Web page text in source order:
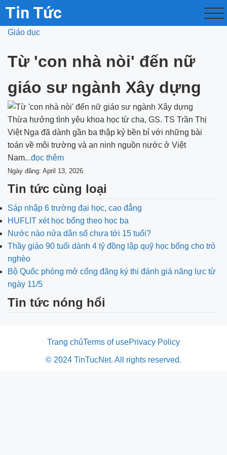
Tin Tức
Giáo dục
Từ 'con nhà nòi' đến nữ
giáo sư ngành Xây dựng
Thừa hưởng tình yêu khoa học từ cha, GS. TS Trần Thị
Việt Nga đã dành gần ba thập kỷ bền bỉ với những bài
toán về môi trường và an ninh nguồn nước ở Việt
Nam...đọc thêm
Ngày đăng: April 13, 2026
Tin tức cùng loại
Sáp nhập 6 trường đại học, cao đẳng
HUFLIT xét học bổng theo học bạ
Nước nào nửa dân số chưa tới 15 tuổi?
Thầy giáo 90 tuổi dành 4 tỷ đồng lập quỹ học bổng cho trò
nghèo
Bộ Quốc phòng mở cổng đăng ký thi đánh giá năng lực từ
ngày 11/5
Tin tức nóng hổi
Trang chủTerms of usePrivacy Policy
© 2024 TinTucNet. All rights reserved.